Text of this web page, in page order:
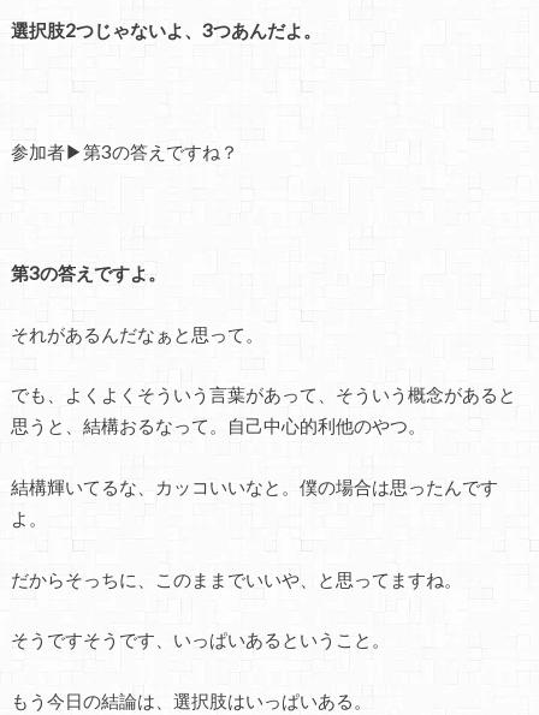
選択肢2つじゃないよ、3つあんだよ。
参加者▶第3の答えですね？
第3の答えですよ。
それがあるんだなぁと思って。
でも、よくよくそういう言葉があって、そういう概念があると
思うと、結構おるなって。自己中心的利他のやつ。
結構輝いてるな、カッコいいなと。僕の場合は思ったんです
よ。
だからそっちに、このままでいいや、と思ってますね。
そうですそうです、いっぱいあるということ。
もう今日の結論は、選択肢はいっぱいある。